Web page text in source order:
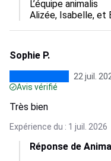
L’équipe animalis
Alizée, Isabelle, et
Sophie P.
22 juil.
Avis vérifié
Très bien
Expérience du : 1 juil. 2026
Réponse de